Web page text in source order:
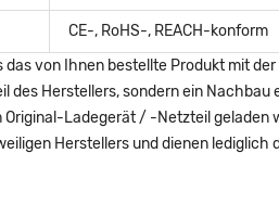
CE-, RoHS-, REACH-konform
das von Ihnen bestellte Produkt mit
des Herstellers, sondern ein
Original-Ladegerät / -Netzteil
Herstellers und dienen lediglich